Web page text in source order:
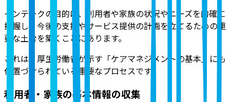
インテークの目的は、利用者や家族の状況やニーズを的確に
把握し、今後の支援やサービス提供の計画を立てるための重
要な土台を築くことにあります。
これは、厚生労働省が示す「ケアマネジメントの基本」にも
位置づけられている重要なプロセスです。
利用者・家族の基本情報の収集